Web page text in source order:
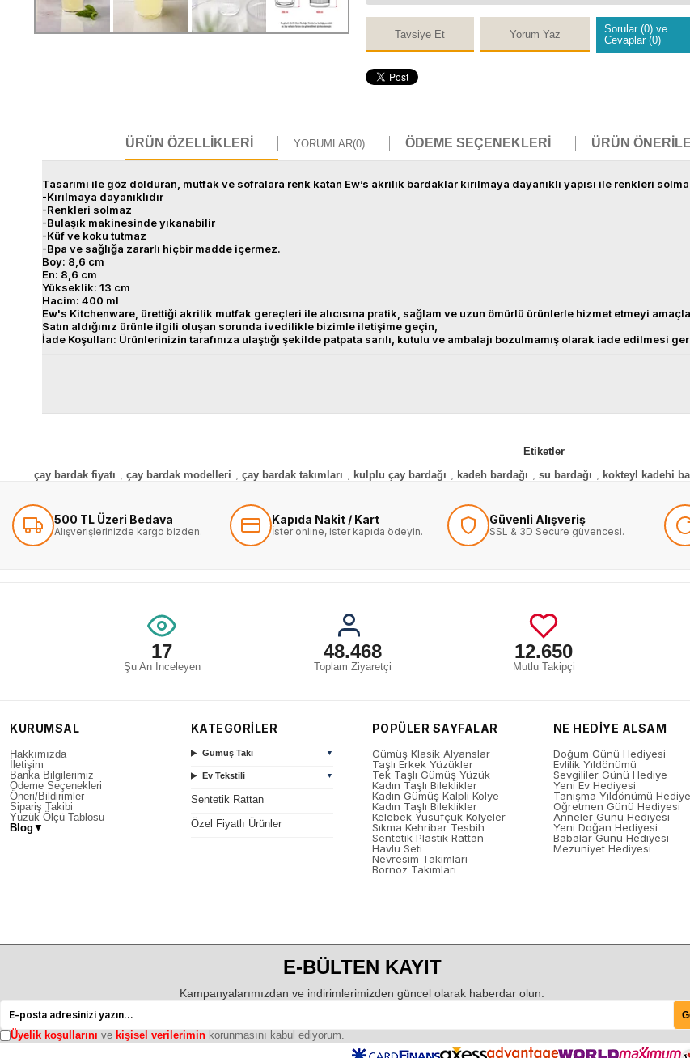
Tavsiye Et Yorum Yaz
Sorular (0) ve
Cevaplar (0)
ÜRÜN ÖZELLIKLERI YORUMLAR(0) ÖDEME SEÇENEKLERI ÜRÜN
Tasarımı ile göz dolduran, mutfak ve sofralara renk katan Ew’s akrilik bardaklar kırılmaya dayanıklı yapısı ile renkleri
-Kırılmaya dayanıklıdır
-Renkleri solmaz
-Bulaşık makinesinde yıkanabilir
-Küf ve koku tutmaz
-Bpa ve sağlığa zararlı hiçbir madde içermez.
Boy: 8,6 cm
En: 8,6 cm
Yükseklik: 13 cm
Hacim: 400 ml
Ew's Kitchenware, ürettiği akrilik mutfak gereçleri ile alıcısına pratik, sağlam ve uzun ömürlü ürünlerle hizmet etmeyi
Satın aldığınız ürünle ilgili oluşan sorunda ivedilikle bizimle iletişime geçin,
İade Koşulları: Ürünlerinizin tarafınıza ulaştığı şekilde patpata sarılı, kutulu ve ambalajı bozulmamış olarak iade
Etiketler
çay bardak fiyatı , çay bardak modelleri , çay bardak takımları , kulplu çay bardağı , kadeh bardağı , su bardağı , kokteyl kadehi
500 TL Üzeri Bedava
Alışverişlerinizde kargo bizden.
Kapıda Nakit / Kart
İster online, ister kapıda ödeyin.
Güvenli Alışveriş
SSL & 3D Secure güvencesi.
17
Şu An İnceleyen
48.468
Toplam Ziyaretçi
12.650
Mutlu Takipçi
KURUMSAL
Hakkımızda
İletişim
Banka Bilgilerimiz
Ödeme Seçenekleri
Öneri/Bildirimler
Sipariş Takibi
Yüzük Ölçü Tablosu
Blog ▼
KATEGORİLER
Gümüş Takı ▼
Ev Tekstili ▼
Sentetik Rattan
Özel Fiyatlı Ürünler
POPÜLER SAYFALAR
Gümüş Klasik Alyanslar
Taşlı Erkek Yüzükler
Tek Taşlı Gümüş Yüzük
Kadın Taşlı Bileklikler
Kadın Gümüş Kalpli Kolye
Kadın Taşlı Bileklikler
Kelebek-Yusufçuk Kolyeler
Sıkma Kehribar Tesbih
Sentetik Plastik Rattan
Havlu Seti
Nevresim Takımları
Bornoz Takımları
NE HEDİYE ALSAM
Doğum Günü Hediyesi
Evlilik Yıldönümü
Sevgililer Günü Hediye
Yeni Ev Hediyesi
Tanışma Yıldönümü
Öğretmen Günü Hediyesi
Anneler Günü Hediyesi
Yeni Doğan Hediyesi
Babalar Günü Hediyesi
Mezuniyet Hediyesi
E-BÜLTEN KAYIT
Kampanyalarımızdan ve indirimlerimizden güncel olarak haberdar olun.
Üyelik koşullarını ve kişisel verilerimin korunmasını kabul ediyorum.